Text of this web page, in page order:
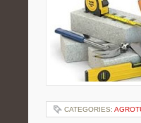
CATEGORIES: